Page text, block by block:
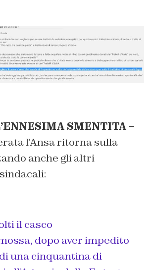
SMENTITA –
l’Ansa ritorna sulla
anche gli altri
il casco
dopo aver impedito
una cinquantina di